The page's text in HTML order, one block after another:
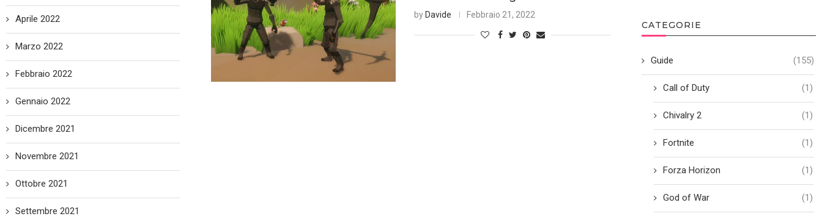
by Davide Febbraio 21, 2022
CATEGORIE
Guide (155)
Call of Duty (1)
Chivalry 2 (1)
Fortnite (1)
Forza Horizon (1)
God of War (1)
Aprile 2022
Marzo 2022
Febbraio 2022
Gennaio 2022
Dicembre 2021
Novembre 2021
Ottobre 2021
Settembre 2021